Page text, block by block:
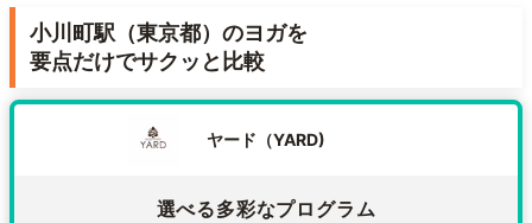
小川町駅（東京都）のヨガを
要点だけでサクッと比較
ヤード（YARD)
選べる多彩なプログラム